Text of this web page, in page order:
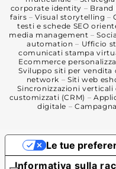
corporate identity –
fairs –Visual storytelling –
testi e schede SEO
media management –
automation – Ufficio
comunicati stampa
Ecommerce
Sviluppo siti per vendita
network – Siti web
Sincronizzazioni
customizzati (CRM) –
digitale –
Informativa sulla
Le tue